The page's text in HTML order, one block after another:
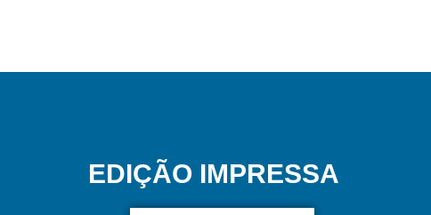
EDIÇÃO IMPRESSA